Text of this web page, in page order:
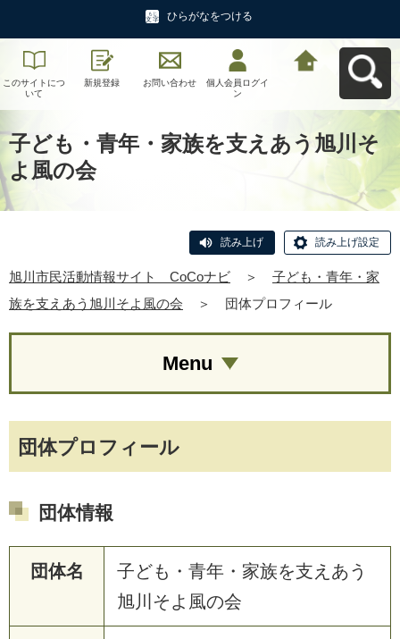
ひらがなをつける
このサイトにつ
いて
新規登録 お問い合わせ
個人会員ログイ
ン
子ども・青年・家族を支えあう旭川そ
よ風の会
読み上げ 読み上げ設定
旭川市民活動情報サイト CoCoナビ ＞
子ども・青年・家
族を支えあう旭川そよ風の会
＞ 団体プロフィール
団体プロフィール
団体情報
団体名
子ども・青年・家族を支えあう
旭川そよ風の会
Menu